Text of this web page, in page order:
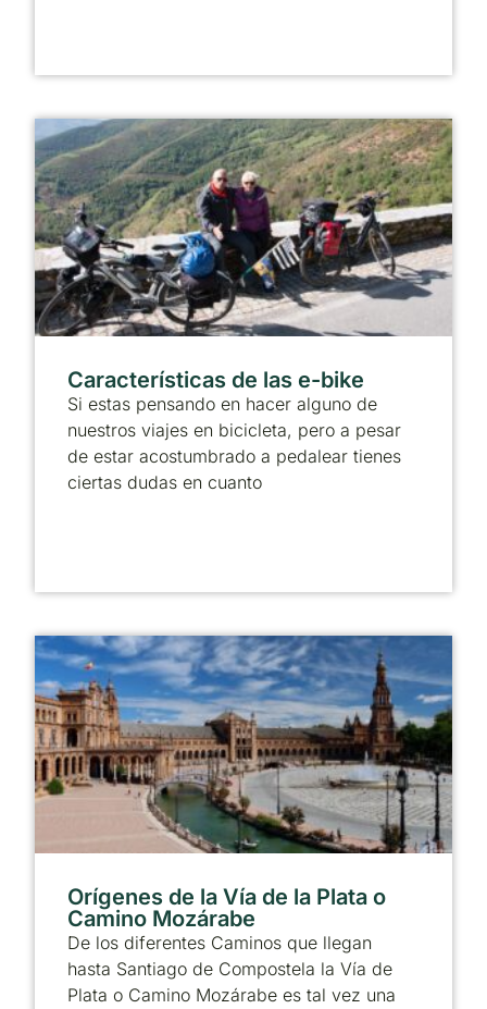
Características de las e-bike
Si estas pensando en hacer alguno de
nuestros viajes en bicicleta, pero a pesar
de estar acostumbrado a pedalear tienes
ciertas dudas en cuanto
Orígenes de la Vía de la Plata o
Camino Mozárabe
De los diferentes Caminos que llegan
hasta Santiago de Compostela la Vía de
Plata o Camino Mozárabe es tal vez una